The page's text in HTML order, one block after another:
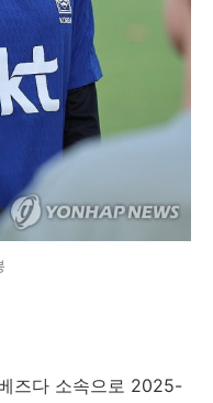
즈다 소속으로 2025-